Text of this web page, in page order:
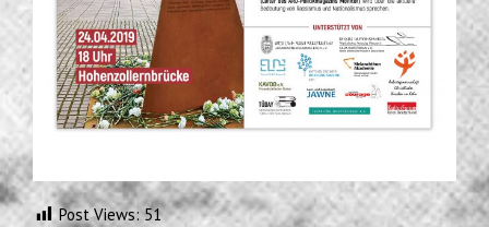
Post Views: 51